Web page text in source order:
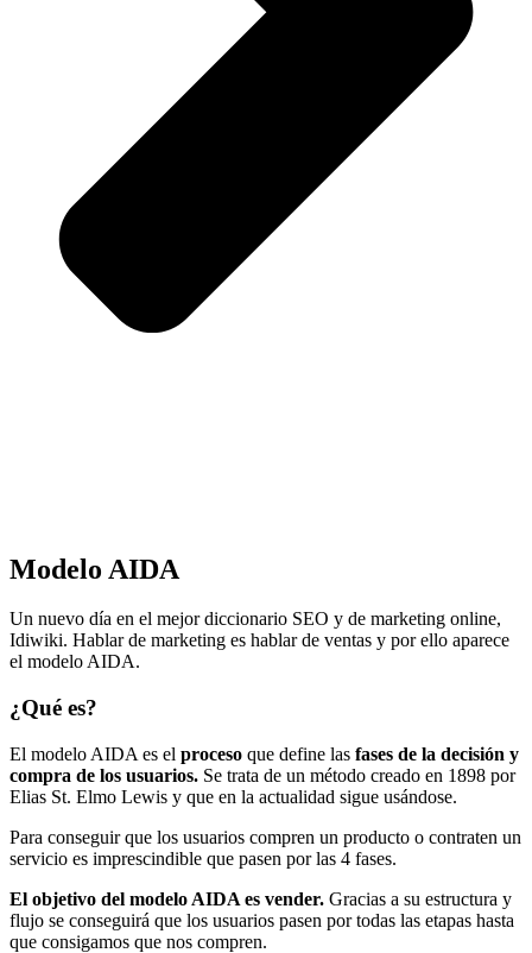
Modelo AIDA
Un nuevo día en el mejor diccionario SEO y de marketing online,
Idiwiki. Hablar de marketing es hablar de ventas y por ello aparece
el modelo AIDA.
¿Qué es?
El modelo AIDA es el proceso que define las fases de la decisión y
compra de los usuarios. Se trata de un método creado en 1898 por
Elias St. Elmo Lewis y que en la actualidad sigue usándose.
Para conseguir que los usuarios compren un producto o contraten un
servicio es imprescindible que pasen por las 4 fases.
El objetivo del modelo AIDA es vender. Gracias a su estructura y
flujo se conseguirá que los usuarios pasen por todas las etapas hasta
que consigamos que nos compren.